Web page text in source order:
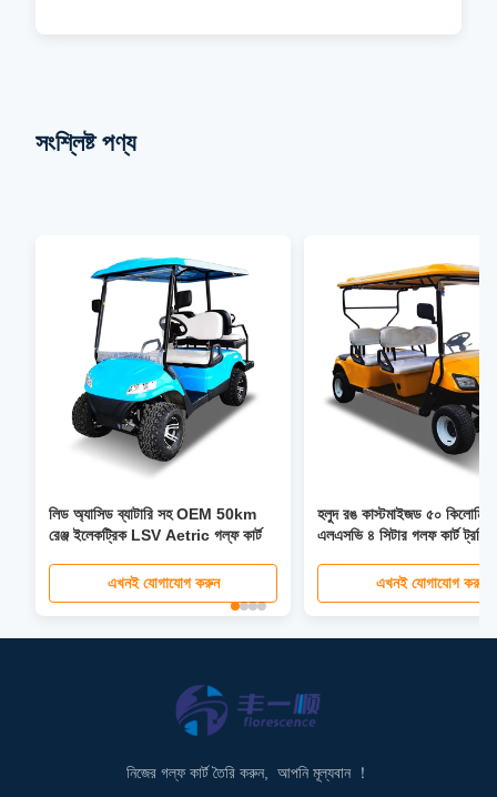
সংশ্লিষ্ট পণ্য
লিড অ্যাসিড ব্যাটারি সহ OEM 50km
রেঞ্জ ইলেকট্রিক LSV Aetric গল্ফ কার্ট
এখনই যোগাযোগ করুন
হলুদ রঙ কাস্টমাইজড ৫০
এলএসভি ৪ সিটার গলফ কার্ট ট্রলি
এখনই যোগাযোগ করুন
নিজের গল্ফ কার্ট তৈরি করুন, আপনি মূল্যবান ！